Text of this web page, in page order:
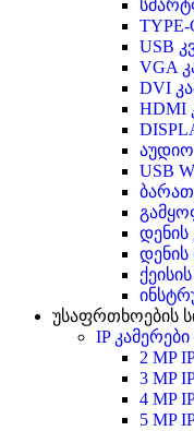
USB
VGA
DVI
HDMI
USB
დენის
უსაფრთხოების
IP
2 MP
3 MP
4 MP
5 MP